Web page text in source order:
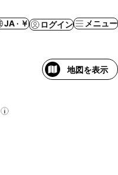
JA · ￥ ログイン メニュー
地図を表示